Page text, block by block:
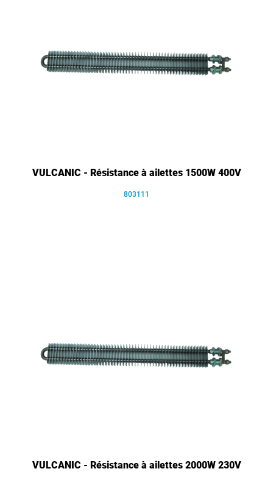
VULCANIC - Résistance à ailettes 1500W 400V
803111
VULCANIC - Résistance à ailettes 2000W 230V